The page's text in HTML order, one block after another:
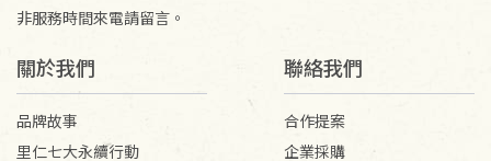
非服務時間來電請留言。
關於我們
品牌故事
里仁七大永續行動
聯絡我們
合作提案
企業採購